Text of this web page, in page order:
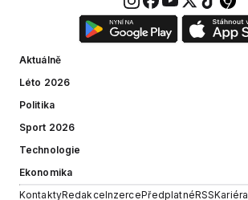
Aktuálně
Léto 2026
Politika
Sport 2026
Technologie
Ekonomika
KontaktyRedakceInzercePředplatnéRSSKariéra